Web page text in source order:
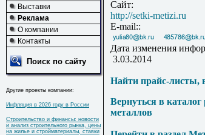
Выставки
Реклама
О компании
Контакты
Поиск по сайту
Другие проекты компании:
Инфляция в 2026 году в России
Строительство и финансы: новости
и анализ строительного рынка, цены
на жилье и стройматериалы, ставки
Сайт:
http://setki-metizi.ru
E-mail::
Дата изменения
3.03.2014
Найти прайс-листы,
Вернуться в
металлов